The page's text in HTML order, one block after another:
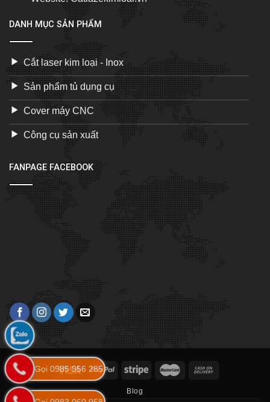
DANH MỤC SẢN PHẨM
Cắt laser kim loại - Inox
Sản phẩm tủ dụng cụ
Cover máy CNC
Công cụ sản xuất
FANPAGE FACEBOOK
Gọi 0985 956 285
Blog